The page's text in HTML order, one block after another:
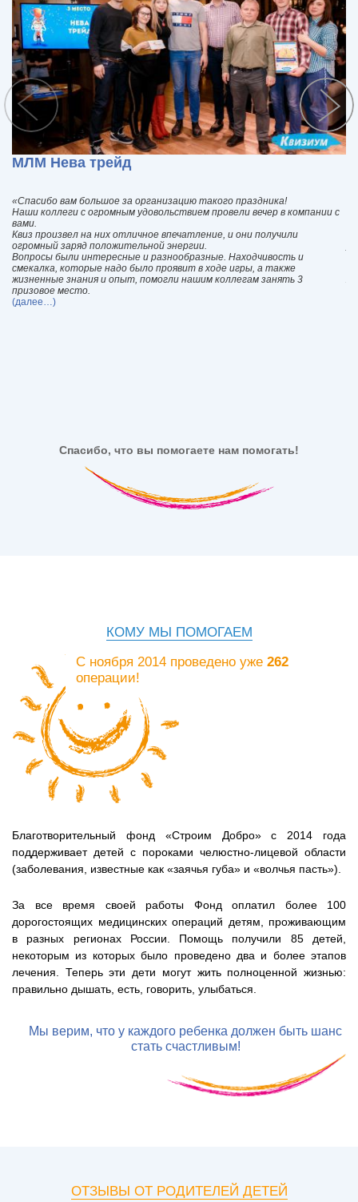
МЛМ Нева трейд
«Спасибо вам большое за организацию такого праздника!
Наши коллеги с огромным удовольствием провели вечер в компании с
вами.
Квиз произвел на них отличное впечатление, и они получили
огромный заряд положительной энергии.
Вопросы были интересные и разнообразные. Находчивость и
смекалка, которые надо было проявит в ходе игры, а также
жизненные знания и опыт, помогли нашим коллегам занять 3
призовое место.
(далее…)
Спасибо, что вы помогаете нам помогать!
КОМУ МЫ ПОМОГАЕМ
С ноября 2014 проведено уже 262
операции!
Благотворительный фонд «Строим Добро» с 2014 года
поддерживает детей с пороками челюстно-лицевой области
(заболевания, известные как «заячья губа» и «волчья пасть»).
За все время своей работы Фонд оплатил более 100
дорогостоящих медицинских операций детям, проживающим
в разных регионах России. Помощь получили 85 детей,
некоторым из которых было проведено два и более этапов
лечения. Теперь эти дети могут жить полноценной жизнью:
правильно дышать, есть, говорить, улыбаться.
Мы верим, что у каждого ребенка должен быть шанс
стать счастливым!
ОТЗЫВЫ ОТ РОДИТЕЛЕЙ ДЕТЕЙ